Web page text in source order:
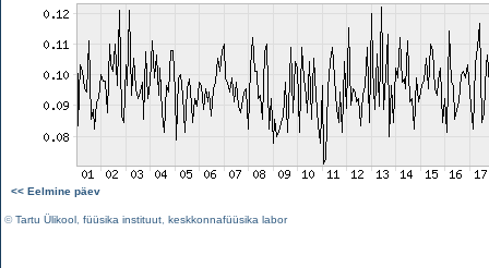
<< Eelmine päev
©Tartu Ülikool füüsika instituut keskkonnafüüsika labor